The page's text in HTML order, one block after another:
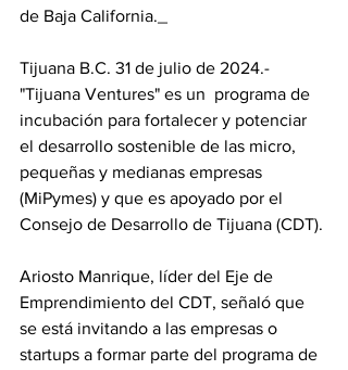
de Baja California._
Tijuana B.C. 31 de julio de 2024.-
"Tijuana Ventures" es un  programa de
incubación para fortalecer y potenciar
el desarrollo sostenible de las micro,
pequeñas y medianas empresas
(MiPymes) y que es apoyado por el
Consejo de Desarrollo de Tijuana (CDT).
Ariosto Manrique, líder del Eje de
Emprendimiento del CDT, señaló que
se está invitando a las empresas o
startups a formar parte del programa de